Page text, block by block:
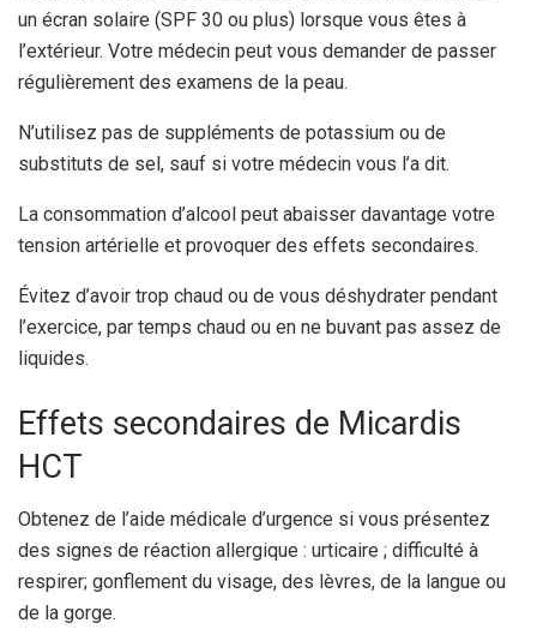
un écran solaire (SPF 30 ou plus) lorsque vous êtes à
l’extérieur. Votre médecin peut vous demander de passer
régulièrement des examens de la peau.
N’utilisez pas de suppléments de potassium ou de
substituts de sel, sauf si votre médecin vous l’a dit.
La consommation d’alcool peut abaisser davantage votre
tension artérielle et provoquer des effets secondaires.
Évitez d’avoir trop chaud ou de vous déshydrater pendant
l’exercice, par temps chaud ou en ne buvant pas assez de
liquides.
Effets secondaires de Micardis
HCT
Obtenez de l’aide médicale d’urgence si vous présentez
des signes de réaction allergique : urticaire ; difficulté à
respirer; gonflement du visage, des lèvres, de la langue ou
de la gorge.